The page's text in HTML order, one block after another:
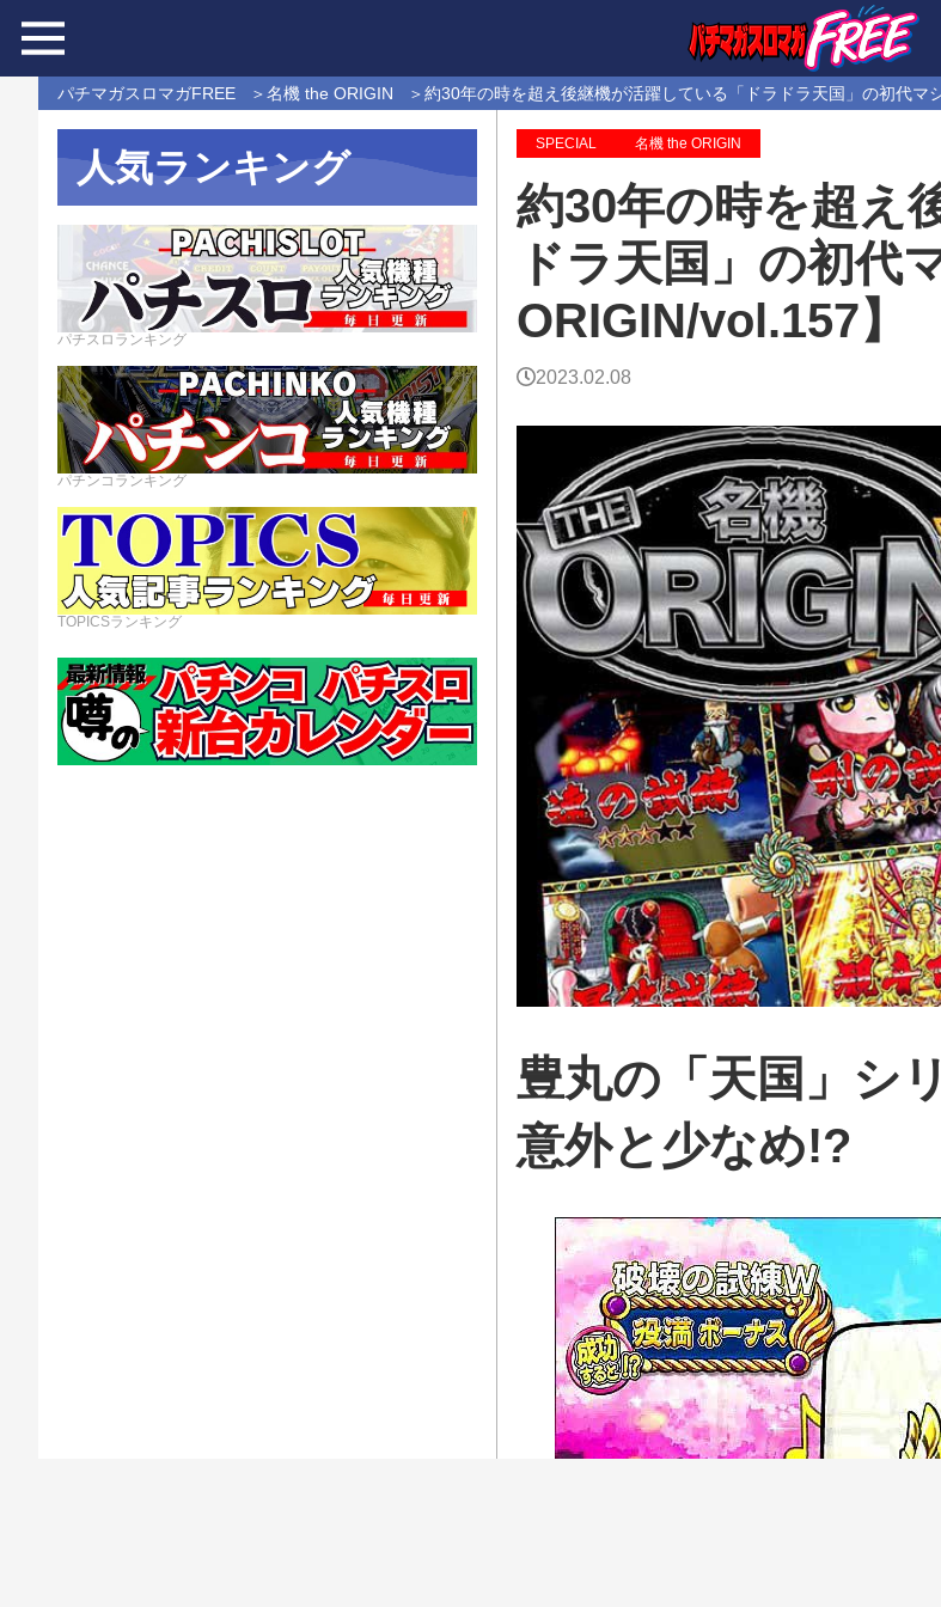
パチマガスロマガFREE 名機 the ORIGIN 約30年の時を超え後継機が活躍している「ドラドラ天国」の初代マ
SPECIAL 名機 the ORIGIN
約30年の時を超え
ドラ天国」の初代
ORIGIN/vol.157】
2023.02.08
豊丸の「天国」シ
意外と少なめ!?
人気ランキング
パチスロランキング
パチンコランキング
TOPICSランキング